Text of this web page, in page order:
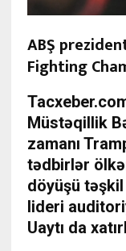
ABŞ
Fighting
Müstəqillik
zamanı
tədbirlər
döyüşü
lideri
Uaytı da